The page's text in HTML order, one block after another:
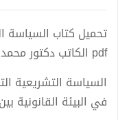
تحميل كتاب السياسة
pdf الكاتب دكتور محمد كمال الرخاوي
السياسة التشريعية
في البيئة القانونية